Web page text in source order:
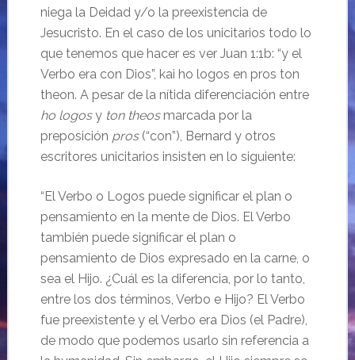
niega la Deidad y/o la preexistencia de
Jesucristo. En el caso de los unicitarios todo lo
que tenemos que hacer es ver Juan 1:1b: “y el
Verbo era con Dios”, kai ho logos en pros ton
theon. A pesar de la nítida diferenciación entre
ho logosy ton theosmarcada por la
preposición pros(“con”), Bernard y otros
escritores unicitarios insisten en lo siguiente:
“El Verbo o Logos puede significar el plan o
pensamiento en la mente de Dios. El Verbo
también puede significar el plan o
pensamiento de Dios expresado en la carne, o
sea el Hijo. ¿Cuál es la diferencia, por lo tanto,
entre los dos términos, Verbo e Hijo? El Verbo
fue preexistente y el Verbo era Dios (el Padre),
de modo que podemos usarlo sin referencia a